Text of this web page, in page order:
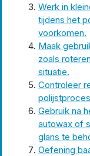
Werk in
tijdens het
voorkomen.
Maak
zoals
situatie.
Controleer
Gebruik na
autowax of
glans te
Oefening